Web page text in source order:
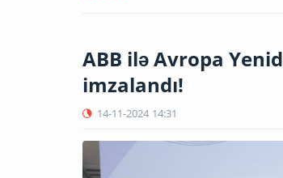
ABB ilə Avropa
imzalandı!
14-11-2024 14:31